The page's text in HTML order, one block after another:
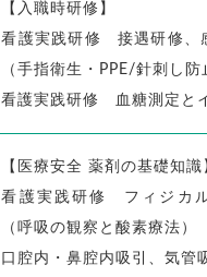
【入職時研修】
看護実践研修 接遇研修、
（手指衛生・PPE/針刺し
看護実践研修 血糖測定と
【医療安全 薬剤の基礎知識
看護実践研修 フィジカ
（呼吸の観察と酸素療法）
口腔内・鼻腔内吸引、気管